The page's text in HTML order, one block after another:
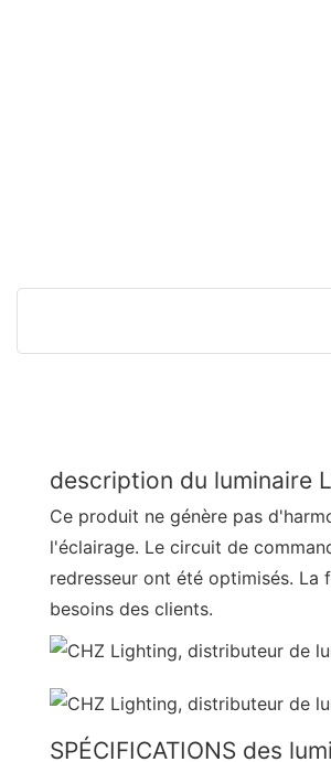
description du luminaire
Ce produit ne génère pas
l'éclairage. Le circuit de
redresseur ont été optimisés.
besoins des clients.
SPÉCIFICATIONS des